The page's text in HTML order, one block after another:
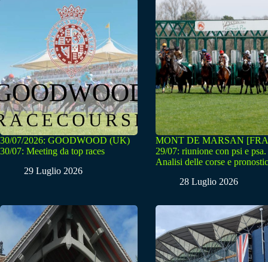
30/07/2026: GOODWOOD (UK)
30/07: Meeting da top races
29 Luglio 2026
MONT DE MARSAN
29/07: riunione con psi e psa.
Analisi delle corse e
28 Luglio 2026